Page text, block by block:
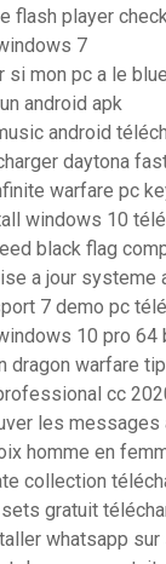
flash player
7
si mon pc a le
android apk
android
daytona
warfare pc
windows 10
black flag
a jour systeme
7 demo pc
10 pro 64
dragon warfare
cc
les
homme en
collection
gratuit
whatsapp sur